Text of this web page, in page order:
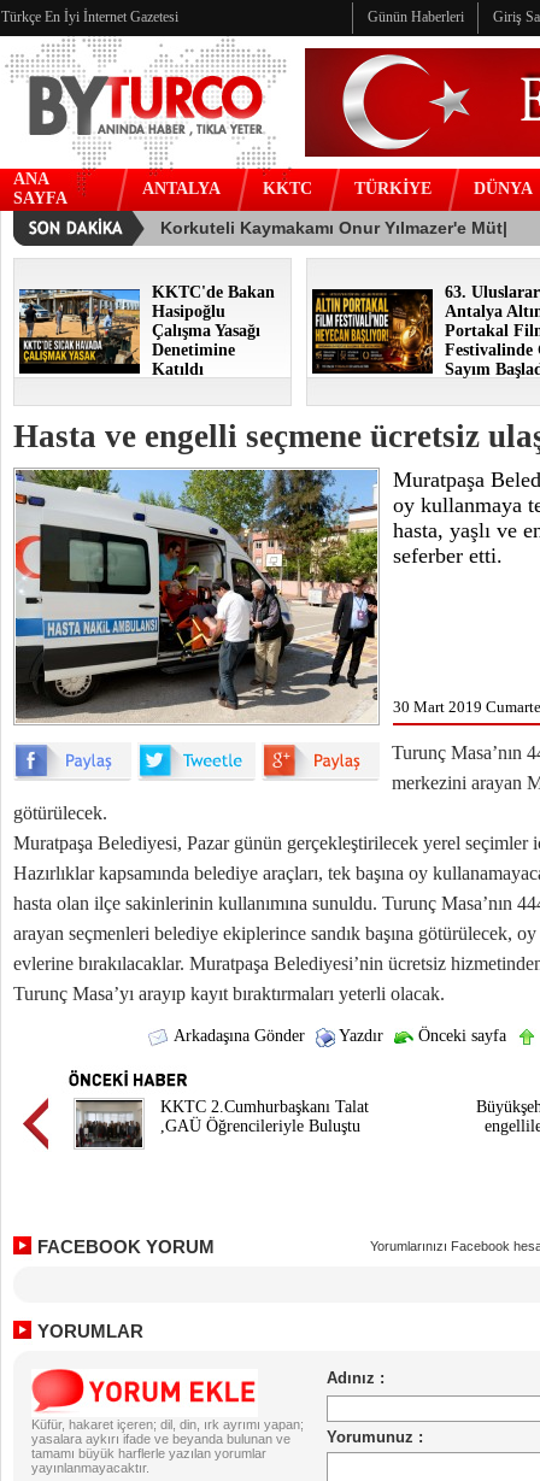
Türkçe En İyi İnternet Gazetesi Günün Haberleri Giriş
ANA
SAYFA
ANTALYA KKTC TÜRKİYE DÜNYA
KKTC'de Bakan
Hasipoğlu
Çalışma Yasağı
Denetimine
Katıldı
63.
Antalya
Portakal
Festivalinde
Sayım
Hasta ve engelli seçmene ücretsiz
Muratpaşa
oy kullanmaya
hasta, yaşlı ve
seferber etti.
30 Mart 2019
Turunç Masa’nın
merkezini arayan
götürülecek.
Muratpaşa Belediyesi, Pazar günün gerçekleştirilecek yerel seçimler
Hazırlıklar kapsamında belediye araçları, tek başına oy
hasta olan ilçe sakinlerinin kullanımına sunuldu. Turunç Masa’nın
arayan seçmenleri belediye ekiplerince sandık başına götürülecek,
evlerine bırakılacaklar. Muratpaşa Belediyesi’nin ücretsiz
Turunç Masa’yı arayıp kayıt bıraktırmaları yeterli olacak.
Arkadaşına Gönder Yazdır Önceki sayfa
KKTC 2.Cumhurbaşkanı Talat
,GAÜ Öğrencileriyle Buluştu
FACEBOOK YORUM Yorumlarınızı Facebook
YORUMLAR
Küfür, hakaret içeren; dil, din, ırk ayrımı yapan;
yasalara aykırı ifade ve beyanda bulunan ve
tamamı büyük harflerle yazılan yorumlar
yayınlanmayacaktır.